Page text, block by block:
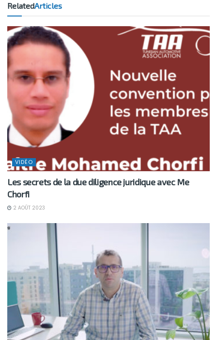
RelatedArticles
VIDÉO
Les secrets de la due diligence juridique avec Me
Chorfi
2 AOÛT 2023